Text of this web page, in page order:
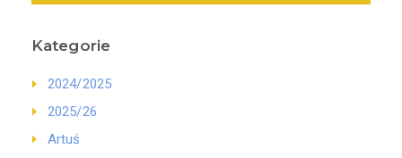
Kategorie
2024/2025
2025/26
Artuś